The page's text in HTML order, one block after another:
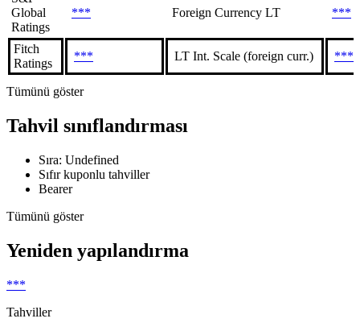
Global
Ratings
*** Foreign Currency LT ***
Fitch
Ratings
*** LT Int. Scale (foreign curr.) ***
Tümünü göster
Tahvil sınıflandırması
Sıra: Undefined
Sıfır kuponlu tahviller
Bearer
Tümünü göster
Yeniden yapılandırma
***
Tahviller